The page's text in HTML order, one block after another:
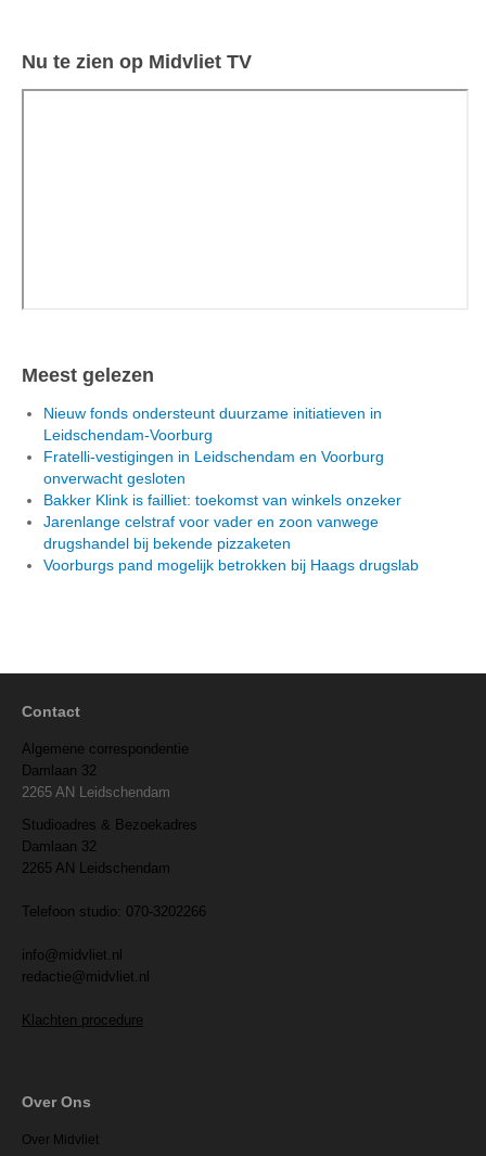
Nu te zien op Midvliet TV
Meest gelezen
Nieuw fonds ondersteunt duurzame initiatieven in
Leidschendam-Voorburg
Fratelli-vestigingen in Leidschendam en Voorburg
onverwacht gesloten
Bakker Klink is failliet: toekomst van winkels onzeker
Jarenlange celstraf voor vader en zoon vanwege
drugshandel bij bekende pizzaketen
Voorburgs pand mogelijk betrokken bij Haags drugslab
Contact
Algemene correspondentie
Damlaan 32
2265 AN Leidschendam
Studioadres & Bezoekadres
Damlaan 32
2265 AN Leidschendam
Telefoon studio: 070-3202266
info@midvliet.nl
redactie@midvliet.nl
Klachten procedure
Over Ons
Over Midvliet